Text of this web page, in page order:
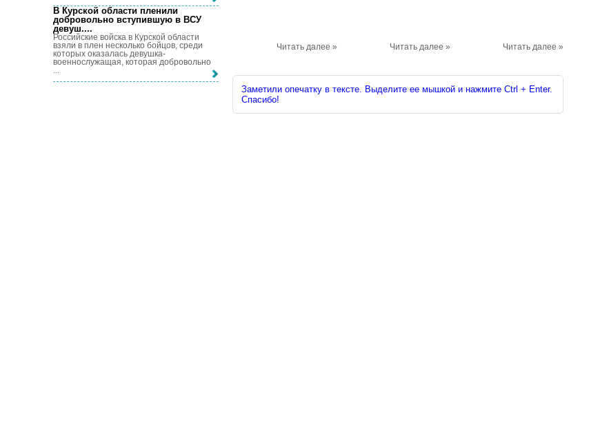
Читать далее » Читать далее » Читать далее »
Заметили опечатку в тексте. Выделите ее мышкой и нажмите Ctrl + Enter.
Спасибо!
В Курской области пленили
добровольно вступившую в ВСУ
девуш....
Российские войска в Курской области
взяли в плен несколько бойцов, среди
которых оказалась девушка-
военнослужащая, которая добровольно
...